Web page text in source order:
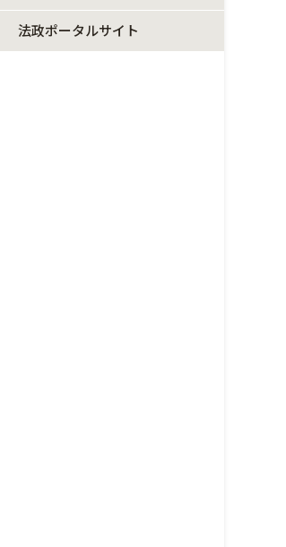
法政ポータルサイト